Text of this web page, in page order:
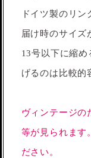
ドイツ製のリ
届け時のサイズ
13号以下に縮
げるのは比較的
ヴィンテージの
等が見られます
ださい。